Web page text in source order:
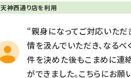
天神西通り店を利用
“親身になってご対応いただ
情を汲んでいただき、なる
件を決めた後もこまめに連
ができました。こちらにお願